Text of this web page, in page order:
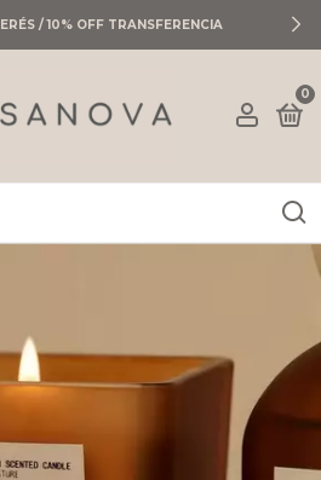
/ 10% OFF TRANSFERENCIA
0